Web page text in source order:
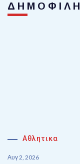
ΔΗΜΟΦΙΛΗ
Αθλητικα
Αυγ 2, 2026